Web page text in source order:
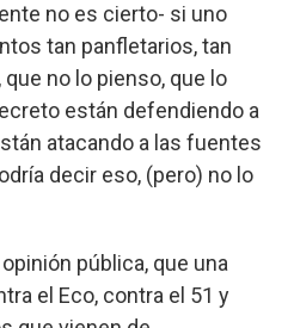
no es cierto- si uno
tan panfletarios, tan
no lo pienso, que lo
están defendiendo a
atacando a las fuentes
decir eso, (pero) no lo
pública, que una
el Eco, contra el 51 y